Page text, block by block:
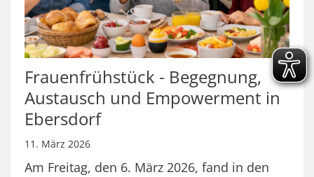
Frauenfrühstück - Begegnung,
Austausch und Empowerment in
Ebersdorf
11. März 2026
Am Freitag, den 6. März 2026, fand in den